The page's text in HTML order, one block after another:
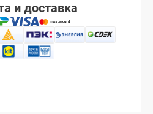
и доставка